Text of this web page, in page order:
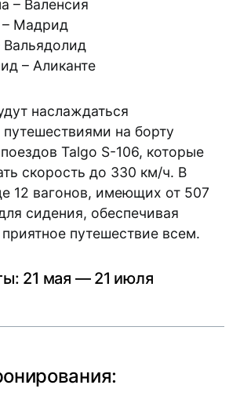
– Валенсия
– Мадрид
– Аликанте
наслаждаться
на борту
Talgo S-106, которые
скорость до 330 км/ч. В
12 вагонов, имеющих от 507
сидения, обеспечивая
путешествие всем.
21 мая — 21 июля